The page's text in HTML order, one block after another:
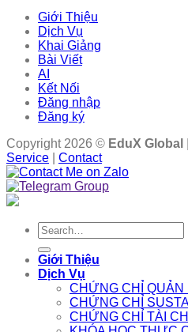
Giới Thiệu
Dịch Vụ
Khai Giảng
Bài Viết
AI
Kết Nối
Đăng nhập
Đăng ký
Copyright 2026 © EduX Global
Service
Contact
Search
for:
Giới Thiệu
Dịch Vụ
CHỨNG CHỈ QUẢN
CHỨNG CHỈ
CHỨNG CHỈ TÀI